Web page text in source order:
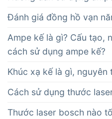
Đánh giá đồng hồ vạn
Ampe kế là gì? Cấu tạo,
cách sử dụng ampe kế?
Khúc xạ kế là gì,
Cách sử dụng thước
Thước laser bosch nào